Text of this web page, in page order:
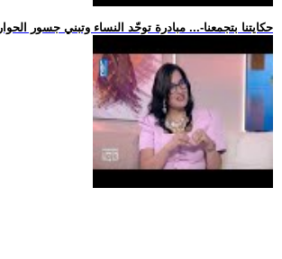
.. -حكايتنا بتجمعنا-... مبادرة توحّد النساء وتبني جسور الحوار